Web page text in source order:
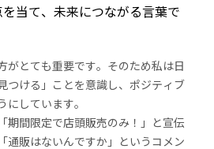
当て、未来につながる言葉で
がとても重要です。そのため私は日
つける」ことを意識し、ポジティブ
しています。
期間限定で店頭販売のみ！」と宣伝
通販はないんですか」というコメン